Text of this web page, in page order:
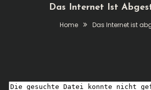
Das Internet Ist
Home Das Internet ist